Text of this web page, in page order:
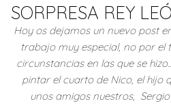
SORPRESA REY
Hoy os dejamos un nuevo post
trabajo muy especial, no por el
circunstancias en las que se
pintar el cuarto de Nico, el hijo
unos amigos nuestros,